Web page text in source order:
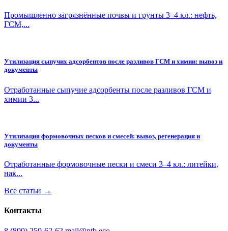
Промышленно загрязнённые почвы и грунты 3–4 кл.: нефть,
ГСМ,...
Утилизация сыпучих адсорбентов после разливов ГСМ и химии: вывоз и
документы
Отработанные сыпучие адсорбенты после разливов ГСМ и
химии 3...
Утилизация формовочных песков и смесей: вывоз, регенерация и
документы
Отработанные формовочные пески и смеси 3–4 кл.: литейки,
нак...
Все статьи →
Контакты